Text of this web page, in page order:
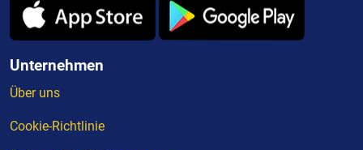
Unternehmen
Über uns
Cookie-Richtlinie